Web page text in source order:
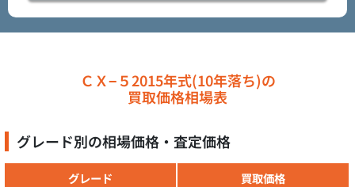
ＣＸ−５2015年式(10年落ち)の
買取価格相場表
グレード別の相場価格・査定価格
グレード 買取価格